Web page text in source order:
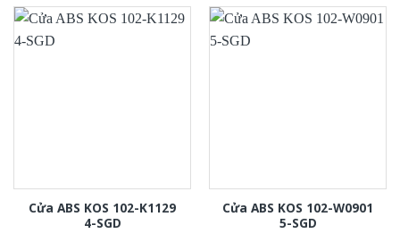
Cửa ABS KOS 102-K1129
4-SGD
Cửa ABS KOS 102-W0901
5-SGD